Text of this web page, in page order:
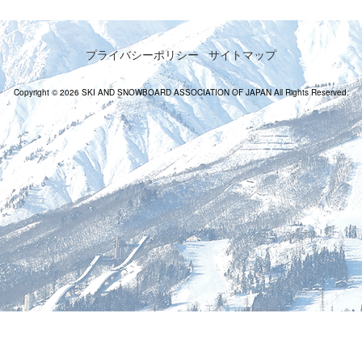
プライバシーポリシー サイトマップ
Copyright © 2026 SKI AND SNOWBOARD ASSOCIATION OF JAPAN All Rights Reserved.